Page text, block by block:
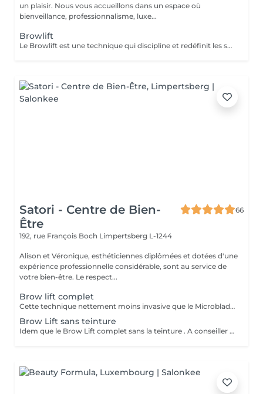
un plaisir. Nous vous accueillons dans un espace où
bienveillance, professionnalisme, luxe...
Browlift
Le Browlift est une technique qui discipline et redéfinit les sourcils pour un effet lifté et harmonieux. Il donne une apparence plus fournie et structurée sans maquillage, idéal pour celles qui recherchent un regard naturellement sublimé. Chez Beauty Squad : - Étude personnalisée de votre ligne de sourcils pour un résultat adapté à votre visage. - Utilisation de produits doux et nourrissants pour préserver la santé des poils. - Hygiène irréprochable avec matériel à usage unique. Vous pouvez ajouter la teinture pour encore plus de définition. Rehaussez vos sourcils en toute sécurité.
Satori - Centre de Bien-
Être
66
192, rue François Boch Limpertsberg L-1244
Alison et Véronique, esthéticiennes diplômées et dotées d'une
expérience professionnelle considérable, sont au service de
votre bien-être. Le respect...
Brow lift complet
Cette technique nettement moins invasive que le Microblading, va révéler tout le potentiel de vos sourcils. Ceux ci sont brossés , lissés et soulevés dans la forme souhaitée. Application d'un soin protecteur et nourrissant. Ils sont ensuite fixés a l'aide d'une lotion fixante et colorés avec une teinture . Effets visibles jusqu'à 6 semaines .
Brow Lift sans teinture
Idem que le Brow Lift complet sans la teinture . A conseiller à celles et ceux qui ont naturellement leurs sourcils bien fournis .